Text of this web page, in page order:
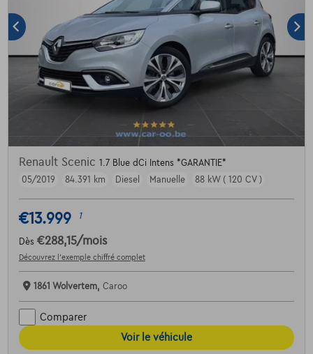
Renault Scenic 1.7 Blue dCi Intens *GARANTIE*
05/2019
84.391 km Diesel Manuelle 88 kW ( 120 CV )
€13.999 1
Dès €288,15/mois
Découvrez l’exemple chiffré complet
1861 Wolvertem, Caroo
Comparer
Voir le véhicule